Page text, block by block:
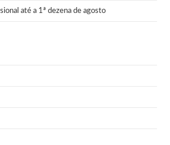
até a 1ª dezena de agosto